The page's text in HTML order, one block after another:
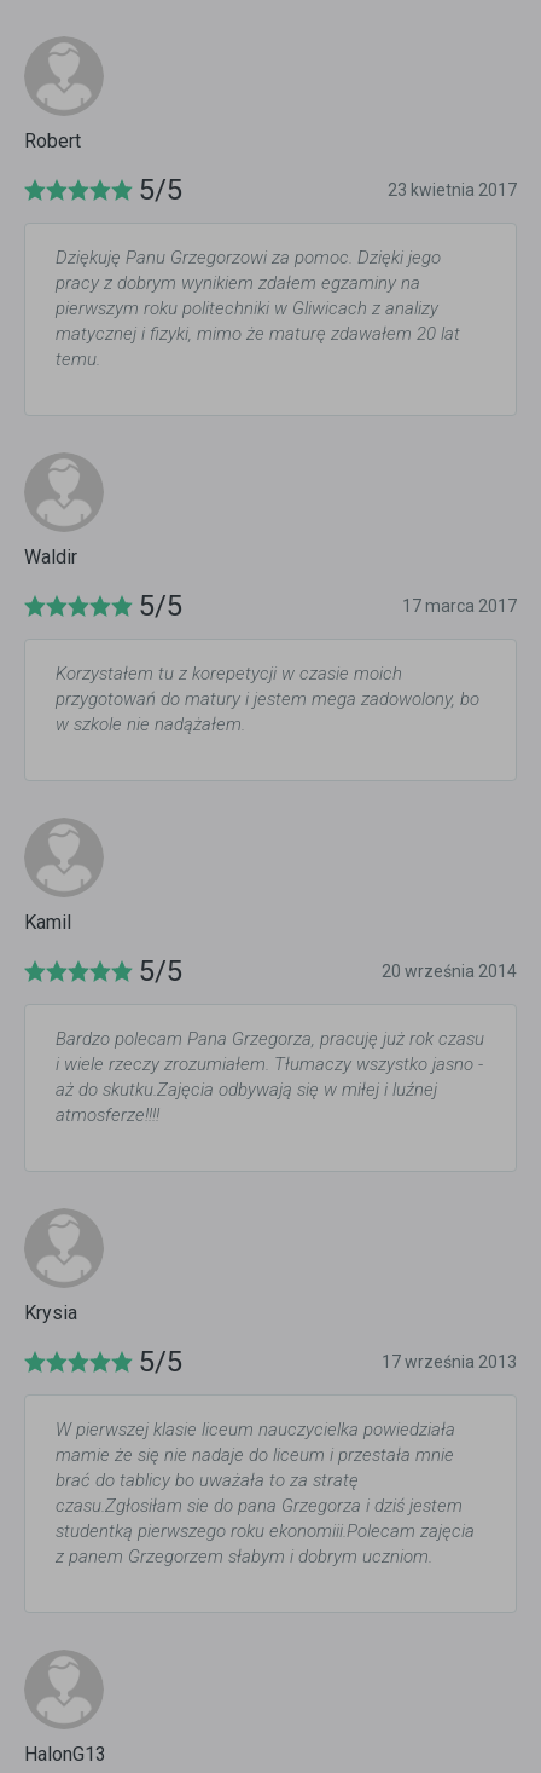
Robert
5/5 23 kwietnia 2017
Dziękuję Panu Grzegorzowi za pomoc. Dzięki jego
pracy z dobrym wynikiem zdałem egzaminy na
pierwszym roku politechniki w Gliwicach z analizy
matycznej i fizyki, mimo że maturę zdawałem 20 lat
temu.
Waldir
5/5 17 marca 2017
Korzystałem tu z korepetycji w czasie moich
przygotowań do matury i jestem mega zadowolony, bo
w szkole nie nadążałem.
Kamil
5/5 20 września 2014
Bardzo polecam Pana Grzegorza, pracuję już rok czasu
i wiele rzeczy zrozumiałem. Tłumaczy wszystko jasno -
aż do skutku.Zajęcia odbywają się w miłej i luźnej
atmosferze!!!!
Krysia
5/5 17 września 2013
W pierwszej klasie liceum nauczycielka powiedziała
mamie że się nie nadaje do liceum i przestała mnie
brać do tablicy bo uważała to za stratę
czasu.Zgłosiłam sie do pana Grzegorza i dziś jestem
studentką pierwszego roku ekonomiii.Polecam zajęcia
z panem Grzegorzem słabym i dobrym uczniom.
HalonG13